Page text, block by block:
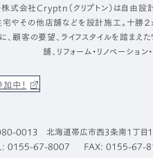
式会社Cryptn（クリプトン）は自由
やその他店舗などを設計施工。十勝
、顧客の要望、ライフスタイルを踏まえ
舗、リフォーム・リノベーショ
中！
0013 北海道帯広市西3条南1丁目
0155-67-8007
FAX: 0155-67-